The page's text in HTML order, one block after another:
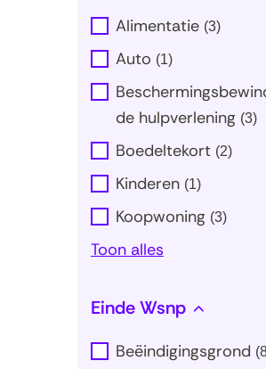
Alimentatie (3)
Auto (1)
de hulpverlening (3)
Boedeltekort (2)
Kinderen (1)
Koopwoning (3)
Toon alles
Einde Wsnp
Beëindigingsgrond (